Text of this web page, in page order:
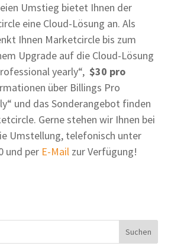
Umstieg bietet Ihnen der
eine Cloud-Lösung an. Als
Ihnen Marketcircle bis zum
Upgrade auf die Cloud-Lösung
yearly“,$30 pro
über Billings Pro
und das Sonderangebot finden
Gerne stehen wir Ihnen bei
Umstellung, telefonisch unter
und per E-Mail zur Verfügung!